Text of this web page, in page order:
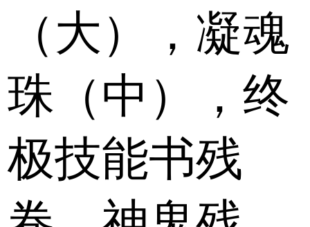
（大），凝魂
珠（中），终
极技能书残